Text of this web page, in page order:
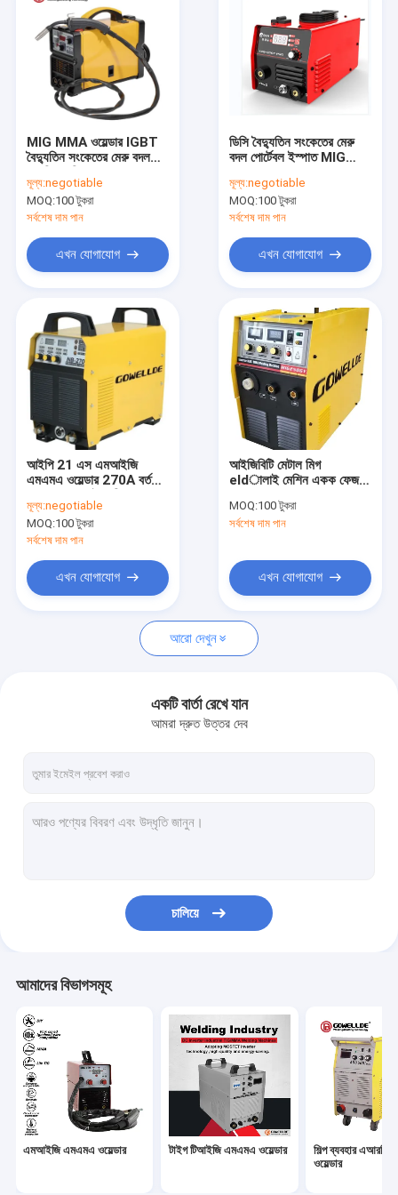
পণ্য
ভিডিও
ভিআর শো
আমাদের সম্পর্কে
কারখানা ভ্রমণ
মান নিয়ন্ত্রণ
যোগাযোগ করুন
টাইগ টিআইজি এমএমএ ওয়েল্ডার
শিল্প ব্যবহার এআরসি এমএমএ ওয়েল্ডার
মিনি এআরসি ওয়েল্ডার
টর্চের খুচরা যন্ত্রাংশ
সেলফ ডার্কিং ওয়েল্ডিং হেলমেট
ফাইবার লেজার ওয়েল্ডার
MIG MMA ওয়েল্ডার IGBT
বৈদ্যুতিন সংকেতের মেরু বদল
মূল্য:negotiable
MOQ:100 টুকরা
সর্বশেষ দাম পান
এখন যোগাযোগ
ডিসি বৈদ্যুতিন সংকেতের মেরু
বদল পোর্টেবল ইস্পাত MIG
ওয়েল্ডিং মেশিন
মূল্য:negotiable
MOQ:100 টুকরা
সর্বশেষ দাম পান
এখন যোগাযোগ
আইপি 21 এস এমআইজি
এমএমএ ওয়েল্ডার 270A বর্তমান
ব্যবহারের জন্য
মূল্য:negotiable
MOQ:100 টুকরা
সর্বশেষ দাম পান
এখন যোগাযোগ
আইজিবিটি মেটাল মিগ
eldালাই মেশিন একক ফেজ
MOQ:100 টুকরা
সর্বশেষ দাম পান
এখন যোগাযোগ
আরো দেখুন
একটি বার্তা রেখে যান
আমরা দ্রুত উত্তর দেব
চালিয়ে
আমাদের বিভাগসমূহ
এমআইজি এমএমএ ওয়েল্ডার টাইগ টিআইজি এমএমএ ওয়েল্ডার
শিল্প ব্যবহার এআরসি
ওয়েল্ডার